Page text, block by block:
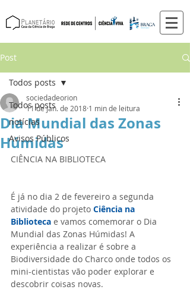
Post
Todos posts
notícias
Avisos Públicos
Todos posts
Dia Mundial das Zonas
Húmidas
sociedadeorion
11 de jan. de 2018 1 min de leitura
CIÊNCIA NA BIBLIOTECA
É já no dia 2 de fevereiro a segunda
atividade do projeto Ciência na
Biblioteca e vamos comemorar o Dia
Mundial das Zonas Húmidas! A
experiência a realizar é sobre a
Biodiversidade do Charco onde todos os
mini-cientistas vão poder explorar e
descobrir coisas novas.